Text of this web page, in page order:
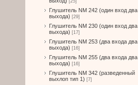
[25]
Глушитель NM 242 (один вход два
выхода) [29]
Глушитель NM 230 (один вход два
выхода) [17]
Глушитель NM 253 (два входа два
выхода) [16]
Глушитель NM 255 (два входа два
выхода) [16]
Глушитель NM 342 (разведенный
выхлоп тип 1) [7]